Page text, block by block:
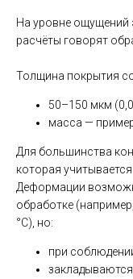
На уровне ощущений
расчёты говорят
Толщина покрытия
50–150 мкм
масса —
Для большинства
которая
Деформации
обработке
°C), но:
при